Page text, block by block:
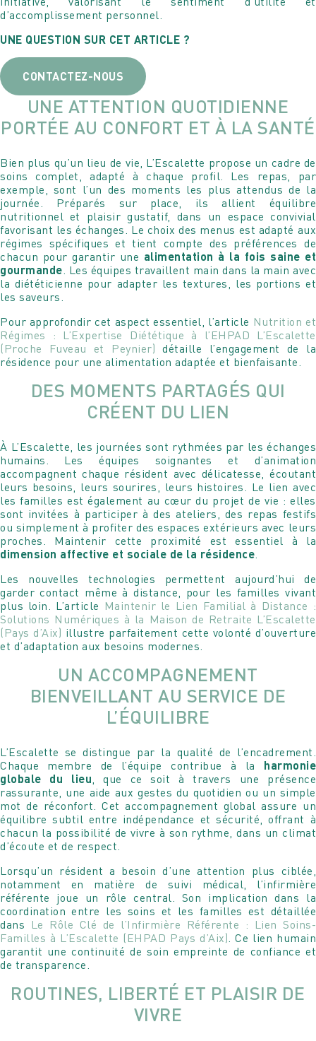
d’accomplissement personnel.
UNE QUESTION SUR CET ARTICLE ?
CONTACTEZ-NOUS
UNE ATTENTION QUOTIDIENNE
PORTÉE AU CONFORT ET À LA SANTÉ
Bien plus qu’un lieu de vie, L’Escalette propose un cadre de
soins complet, adapté à chaque profil. Les repas, par
exemple, sont l’un des moments les plus attendus de la
journée. Préparés sur place, ils allient équilibre
nutritionnel et plaisir gustatif, dans un espace convivial
favorisant les échanges. Le choix des menus est adapté aux
régimes spécifiques et tient compte des préférences de
chacun pour garantir une alimentation à la fois saine et
gourmande . Les équipes travaillent main dans la main avec
la diététicienne pour adapter les textures, les portions et
les saveurs.
Pour approfondir cet aspect essentiel, l’article Nutrition et
Régimes : L’Expertise Diététique à l’EHPAD L’Escalette
(Proche Fuveau et Peynier) détaille l’engagement de la
résidence pour une alimentation adaptée et bienfaisante.
DES MOMENTS PARTAGÉS QUI
CRÉENT DU LIEN
À L’Escalette, les journées sont rythmées par les échanges
humains. Les équipes soignantes et d’animation
accompagnent chaque résident avec délicatesse, écoutant
leurs besoins, leurs sourires, leurs histoires. Le lien avec
les familles est également au cœur du projet de vie : elles
sont invitées à participer à des ateliers, des repas festifs
ou simplement à profiter des espaces extérieurs avec leurs
proches. Maintenir cette proximité est essentiel à la
dimension affective et sociale de la résidence
Les nouvelles technologies permettent aujourd’hui de
garder contact même à distance, pour les familles vivant
plus loin. L’article Maintenir le Lien Familial à Distance :
Solutions Numériques à la Maison de Retraite L’Escalette
(Pays d’Aix) illustre parfaitement cette volonté d’ouverture
et d’adaptation aux besoins modernes.
UN ACCOMPAGNEMENT
BIENVEILLANT AU SERVICE DE
L’ÉQUILIBRE
L’Escalette se distingue par la qualité de l’encadrement.
Chaque membre de l’équipe contribue à la harmonie
globale du lieu , que ce soit à travers une présence
rassurante, une aide aux gestes du quotidien ou un simple
mot de réconfort. Cet accompagnement global assure un
équilibre subtil entre indépendance et sécurité, offrant à
chacun la possibilité de vivre à son rythme, dans un climat
d’écoute et de respect.
Lorsqu’un résident a besoin d’une attention plus ciblée,
notamment en matière de suivi médical, l’infirmière
référente joue un rôle central. Son implication dans la
coordination entre les soins et les familles est détaillée
dans Le Rôle Clé de l’Infirmière Référente : Lien Soins-
Familles à L’Escalette (EHPAD Pays d’Aix) . Ce lien humain
garantit une continuité de soin empreinte de confiance et
de transparence.
ROUTINES, LIBERTÉ ET PLAISIR DE
VIVRE
Votre nom
Votre e-mail
Votre n° de téléphone
Votre message
Pour soumettre ce formulaire, vous devez
accepter notreDéclaration de confidentialité
Votre nom
Votre e-mail
Votre n° de téléphone
Votre message et vos disponibilités
Pour soumettre ce formulaire, vous devez
accepter notre Déclaration de confidentialité